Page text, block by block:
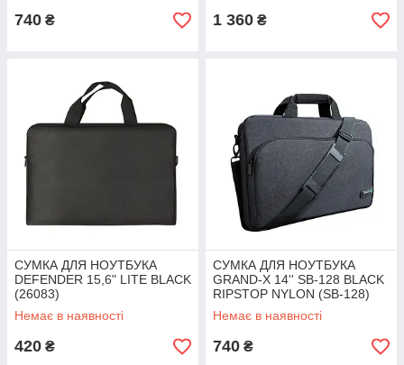
740 ₴ 1 360 ₴
СУМКА ДЛЯ НОУТБУКА
DEFENDER 15,6" LITE BLACK
(26083)
Немає в наявності
420 ₴
СУМКА ДЛЯ НОУТБУКА
GRAND-X 14'' SB-128 BLACK
RIPSTOP NYLON (SB-128)
Немає в наявності
740 ₴